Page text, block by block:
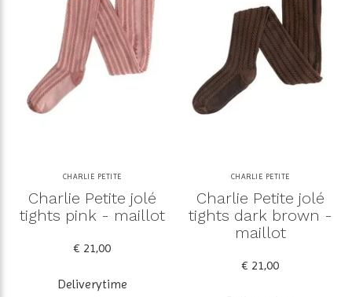
CHARLIE PETITE
Charlie Petite jolé
tights pink - maillot
€ 21,00
Deliverytime
CHARLIE PETITE
Charlie Petite jolé
tights dark brown -
maillot
€ 21,00